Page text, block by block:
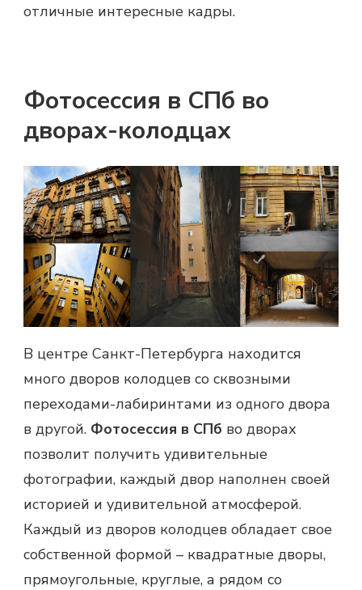
отличные интересные кадры.
Фотосессия в СПб во
дворах-колодцах
В центре Санкт-Петербурга находится
много дворов колодцев со сквозными
переходами-лабиринтами из одного двора
в другой. Фотосессия в СПб во дворах
позволит получить удивительные
фотографии, каждый двор наполнен своей
историей и удивительной атмосферой.
Каждый из дворов колодцев обладает свое
собственной формой – квадратные дворы,
прямоугольные, круглые, а рядом со